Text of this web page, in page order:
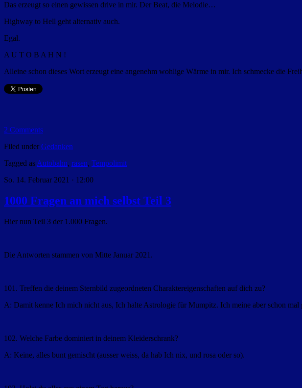
Das erzeugt so einen gewissen drive in mir. Der Beat, die Melodie…
Highway to Hell geht alternativ auch.
Egal.
A U T O B A H N !
Alleine schon dieses Wort erzeugt eine angenehm wohlige Wärme in mir. Ich schmecke die
2 Comments
Filed under Gedanken
Tagged as Autobahn, rasen, Tempolimit
So. 14. Februar 2021 · 12:00
1000 Fragen an mich selbst Teil 3
Hier nun Teil 3 der 1.000 Fragen.
Die Antworten stammen von Mitte Januar 2021.
101. Treffen die deinem Sternbild zugeordneten Charaktereigenschaften auf dich zu?
A: Damit kenne Ich mich nicht aus, Ich halte Astrologie für Mumpitz. Ich meine aber schon mal
102. Welche Farbe dominiert in deinem Kleiderschrank?
A: Keine, alles bunt gemischt (ausser weiss, da hab Ich nix, und rosa oder so).